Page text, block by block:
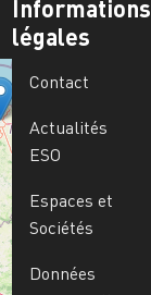
Informations
légales
Contact
Actualités
ESO
Espaces et
Sociétés
Données